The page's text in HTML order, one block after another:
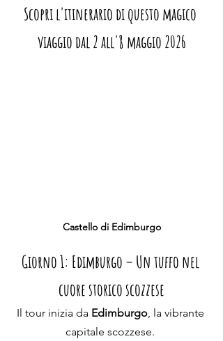
Scopri l'itinerario di questo magico
viaggio dal 2 all'8 maggio 2026
Castello di Edimburgo
Giorno 1: Edimburgo – Un tuffo nel
cuore storico scozzese
Il tour inizia da Edimburgo, la vibrante
capitale scozzese.